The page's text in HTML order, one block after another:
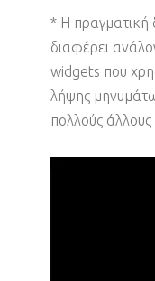
* Η πραγματική
διαφέρει
widgets που
λήψης
πολλούς